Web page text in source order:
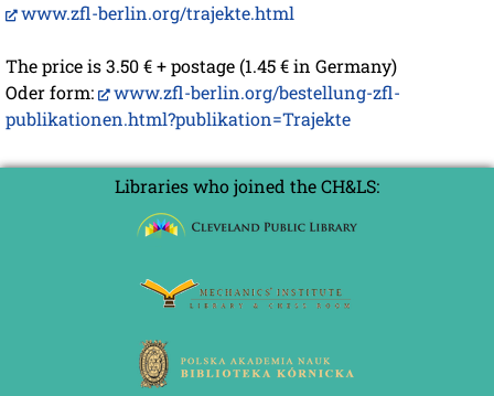
www.zfl-berlin.org/trajekte.html
The price is 3.50 € + postage (1.45 € in Germany)
Oder form:
www.zfl-berlin.org/bestellung-zfl-
publikationen.html?publikation=Trajekte
Libraries who joined the CH&LS: